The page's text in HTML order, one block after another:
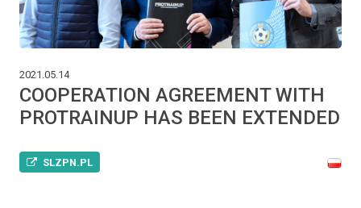
2021.05.14
COOPERATION AGREEMENT WITH
PROTRAINUP HAS BEEN EXTENDED
SLZPN.PL